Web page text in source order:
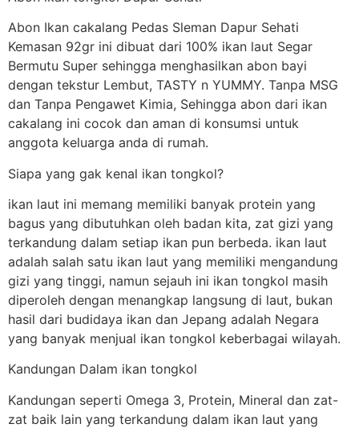
Abon Ikan cakalang Pedas Sleman Dapur Sehati
Kemasan 92gr ini dibuat dari 100% ikan laut Segar
Bermutu Super sehingga menghasilkan abon bayi
dengan tekstur Lembut, TASTY n YUMMY. Tanpa MSG
dan Tanpa Pengawet Kimia, Sehingga abon dari ikan
cakalang ini cocok dan aman di konsumsi untuk
anggota keluarga anda di rumah.
Siapa yang gak kenal ikan tongkol?
ikan laut ini memang memiliki banyak protein yang
bagus yang dibutuhkan oleh badan kita, zat gizi yang
terkandung dalam setiap ikan pun berbeda. ikan laut
adalah salah satu ikan laut yang memiliki mengandung
gizi yang tinggi, namun sejauh ini ikan tongkol masih
diperoleh dengan menangkap langsung di laut, bukan
hasil dari budidaya ikan dan Jepang adalah Negara
yang banyak menjual ikan tongkol keberbagai wilayah.
Kandungan Dalam ikan tongkol
Kandungan seperti Omega 3, Protein, Mineral dan zat-
zat baik lain yang terkandung dalam ikan laut yang